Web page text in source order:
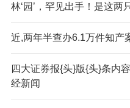
林‘园’，罕见出手！是这两
近,两年半查办6.1万件知产
四大证券报{头}版{头}条内
经新闻